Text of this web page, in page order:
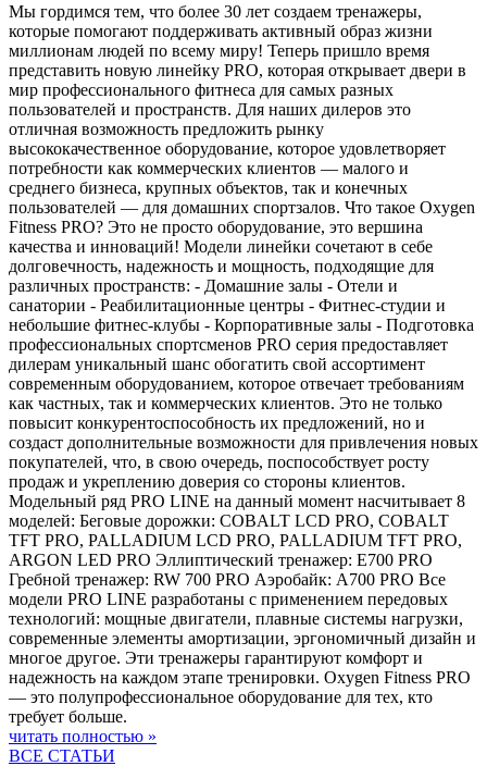
Мы гордимся тем, что более 30 лет создаем тренажеры,
которые помогают поддерживать активный образ жизни
миллионам людей по всему миру! Теперь пришло время
представить новую линейку PRO, которая открывает двери в
мир профессионального фитнеса для самых разных
пользователей и пространств. Для наших дилеров это
отличная возможность предложить рынку
высококачественное оборудование, которое удовлетворяет
потребности как коммерческих клиентов — малого и
среднего бизнеса, крупных объектов, так и конечных
пользователей — для домашних спортзалов. Что такое Oxygen
Fitness PRO? Это не просто оборудование, это вершина
качества и инноваций! Модели линейки сочетают в себе
долговечность, надежность и мощность, подходящие для
различных пространств: - Домашние залы - Отели и
санатории - Реабилитационные центры - Фитнес-студии и
небольшие фитнес-клубы - Корпоративные залы - Подготовка
профессиональных спортсменов PRO серия предоставляет
дилерам уникальный шанс обогатить свой ассортимент
современным оборудованием, которое отвечает требованиям
как частных, так и коммерческих клиентов. Это не только
повысит конкурентоспособность их предложений, но и
создаст дополнительные возможности для привлечения новых
покупателей, что, в свою очередь, поспособствует росту
продаж и укреплению доверия со стороны клиентов.
Модельный ряд PRO LINE на данный момент насчитывает 8
моделей: Беговые дорожки: COBALT LCD PRO, COBALT
TFT PRO, PALLADIUM LCD PRO, PALLADIUM TFT PRO,
ARGON LED PRO Эллиптический тренажер: E700 PRO
Гребной тренажер: RW 700 PRO Аэробайк: A700 PRO Все
модели PRO LINE разработаны с применением передовых
технологий: мощные двигатели, плавные системы нагрузки,
современные элементы амортизации, эргономичный дизайн и
многое другое. Эти тренажеры гарантируют комфорт и
надежность на каждом этапе тренировки. Oxygen Fitness PRO
— это полупрофессиональное оборудование для тех, кто
требует больше.
читать полностью »
ВСЕ СТАТЬИ